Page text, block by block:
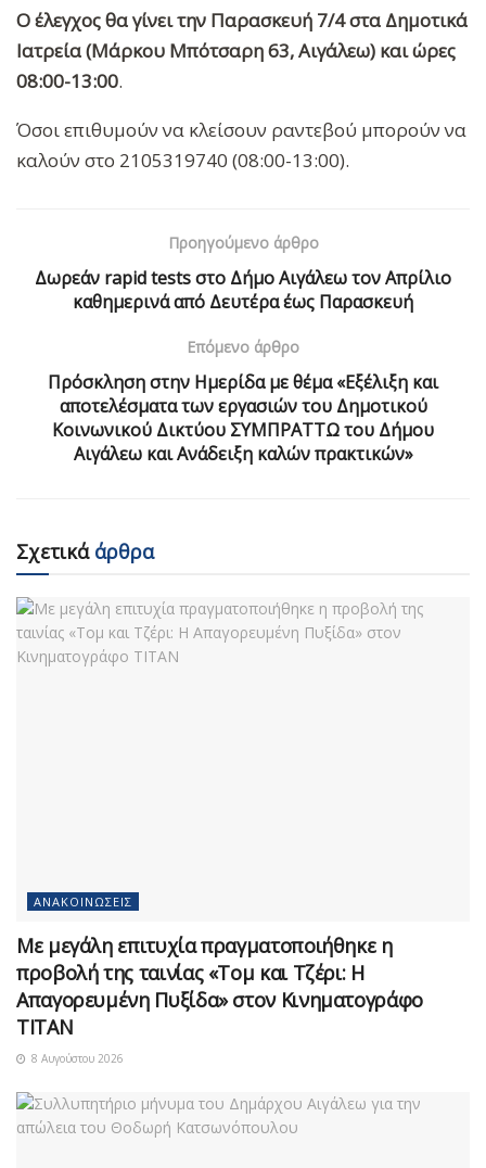
Ο έλεγχος θα γίνει την Παρασκευή 7/4 στα Δημοτικά
Ιατρεία (Μάρκου Μπότσαρη 63, Αιγάλεω) και ώρες
08:00-13:00.
Όσοι επιθυμούν να κλείσουν ραντεβού μπορούν να
καλούν στο 2105319740 (08:00-13:00).
Προηγούμενο άρθρο
Δωρεάν rapid tests στο Δήμο Αιγάλεω τον Απρίλιο
καθημερινά από Δευτέρα έως Παρασκευή
Επόμενο άρθρο
Πρόσκληση στην Ημερίδα με θέμα «Εξέλιξη και
αποτελέσματα των εργασιών του Δημοτικού
Κοινωνικού Δικτύου ΣΥΜΠΡΑΤΤΩ του Δήμου
Αιγάλεω και Ανάδειξη καλών πρακτικών»
Σχετικάάρθρα
ΑΝΑΚΟΙΝΏΣΕΙΣ
Με μεγάλη επιτυχία πραγματοποιήθηκε η
προβολή της ταινίας «Τομ και Τζέρι: Η
Απαγορευμένη Πυξίδα» στον Κινηματογράφο
ΤΙΤΑΝ
8 Αυγούστου 2026